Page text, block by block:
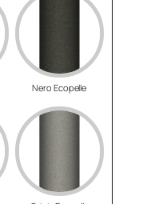
Nero Ecopelle